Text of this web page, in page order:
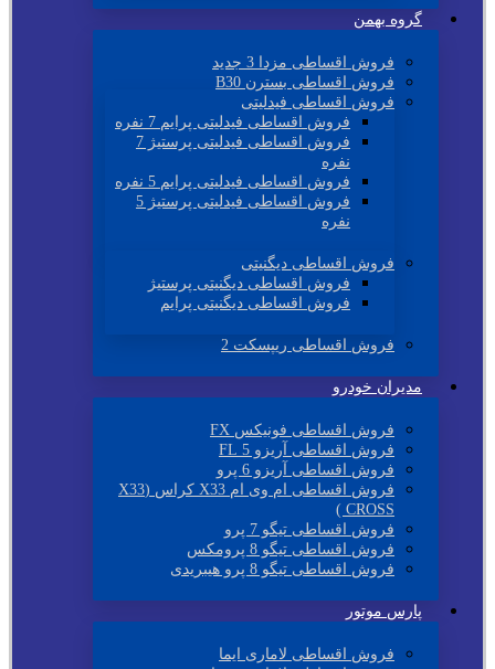
گروه بهمن
فروش اقساطی مزدا 3 جدید
فروش اقساطی بسترن B30
فروش اقساطی فیدلیتی
فروش اقساطی فیدلیتی پرایم 7 نفره
فروش اقساطی فیدلیتی پرستیژ 7
نفره
فروش اقساطی فیدلیتی پرایم 5 نفره
فروش اقساطی فیدلیتی پرستیژ 5
نفره
فروش اقساطی دیگنیتی
فروش اقساطی دیگنیتی پرستیژ
فروش اقساطی دیگنیتی پرایم
فروش اقساطی ریپسکت 2
مدیران خودرو
فروش اقساطی فونیکس FX
فروش اقساطی آریزو 5 FL
فروش اقساطی آریزو 6 پرو
فروش اقساطی ام وی ام X33 کراس (X33
CROSS )
فروش اقساطی تیگو 7 پرو
فروش اقساطی تیگو 8 پرومکس
فروش اقساطی تیگو 8 پرو هیبریدی
پارس موتور
فروش اقساطی لاماری ایما